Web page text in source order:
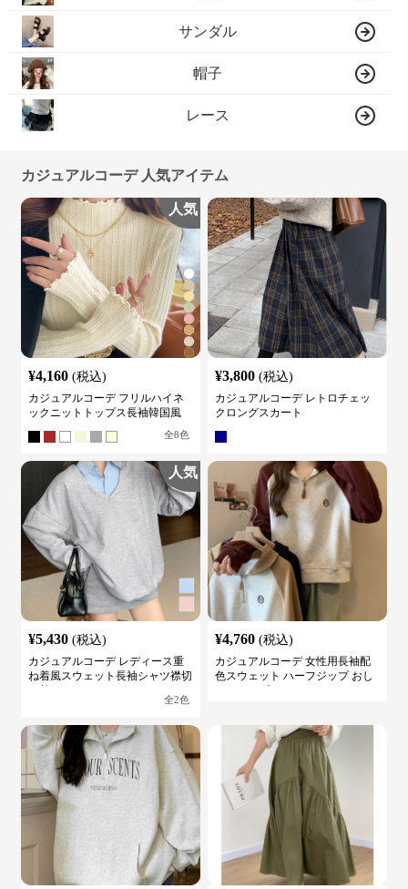
サンダル
帽子
レース
カジュアルコーデ 人気アイテム
人気
¥4,160 (税込)
カジュアルコーデ フリルハイネ
ックニットトップス長袖韓国風
全8色
¥3,800 (税込)
カジュアルコーデ レトロチェッ
クロングスカート
人気
¥5,430 (税込)
カジュアルコーデ レディース重
ね着風スウェット長袖シャツ襟切
全2色
¥4,760 (税込)
カジュアルコーデ 女性用長袖配
色スウェット ハーフジップ おし